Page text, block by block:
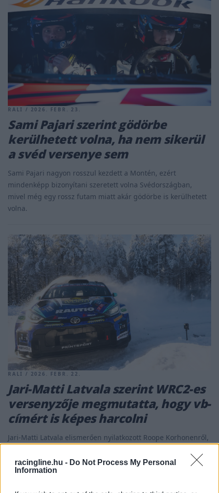
racingline.hu - Do Not Process My Personal
Information
RALI / 2026. FEBR. 23.
Sami Pajari szerint gödörbe
kerülhetett volna, ha nem sikerül
a svéd versenye sem
Sami Pajari nagyon rosszul kezdett a Montén, ezért
mindenképp bizonyítani szeretett volna Svédországban,
mivel még egy rossz futam miatt akár gödörbe is kerülhetett
volna.
RALI / 2026. FEBR. 22.
Jari-Matti Latvala szerint WRC2-es
versenyzője megmutatta, hogy vb-
címért is képes harcolni
Jari-Matti Latvala elismerően nyilatkozott Roope Korhonenről,
Toyotájával.